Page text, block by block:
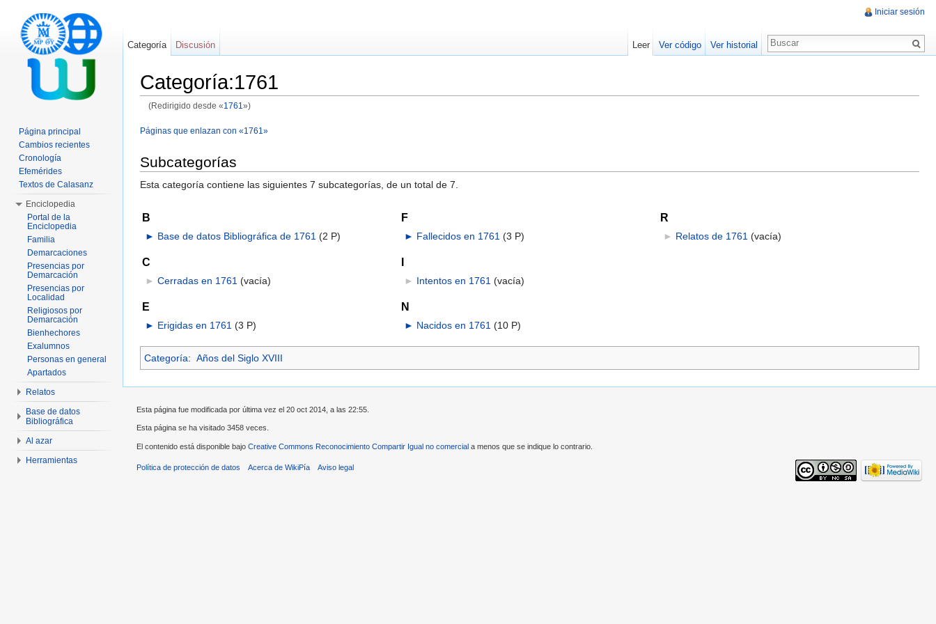
Categoría:1761
(Redirigido desde «1761 »)
Páginas que enlazan con «1761»
Subcategorías
Esta categoría contiene las siguientes 7 subcategorías, de un total de 7.
B
► Base de datos Bibliográfica de 1761 (2 P)
C
► Cerradas en 1761‎ (vacía)
E
► Erigidas en 1761‎ (3 P)
F
► Fallecidos en 1761 (3 P)
I
► Intentos en 1761‎ (vacía)
N
► Nacidos en 1761‎ (10 P)
R
► Relatos de 1761 (vacía)
Categoría: Años del Siglo XVIII
Iniciar sesión
Categoría Discusión Leer Ver código Ver historial
Página principal
Cambios recientes
Cronología
Efemérides
Textos de Calasanz
Enciclopedia
Portal de la
Enciclopedia
Familia
Demarcaciones
Presencias por
Demarcación
Presencias por
Localidad
Religiosos por
Demarcación
Bienhechores
Exalumnos
Personas en general
Apartados
Relatos
Base de datos
Bibliográfica
Al azar
Herramientas
Esta página fue modificada por última vez el 20 oct 2014, a las 22:55.
Esta página se ha visitado 3458 veces.
El contenido está disponible bajo Creative Commons Reconocimiento Compartir Igual no comercial a menos que se indique lo contrario.
Política de protección de datos Acerca de WikiPía Aviso legal